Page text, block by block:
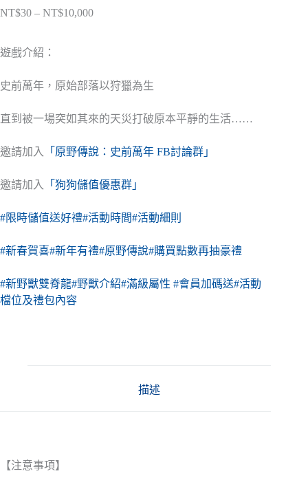
NT$30 – NT$10,000價
NT$30
到
遊戲介紹：
史前萬年，原始部落以狩獵為生
直到被一場突如其來的天災打破原本平靜的生活……
邀請加入 「原野傳說：史前萬年 FB討論群」
邀請加入 「狗狗儲值優惠群」
#限時儲值送好禮#活動時間#活動細則
#新春賀喜#新年有禮#原野傳說#購買點數再抽豪禮
#新野獸雙脊龍#野獸介紹#滿級屬性 #會員加碼送#活動
檔位及禮包內容
描述
【注意事項】